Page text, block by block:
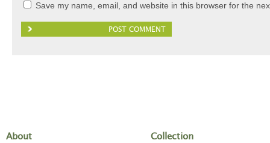
Save my name, email, and website in this browser for the
About Collection